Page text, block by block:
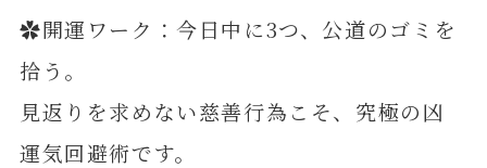
✿開運ワーク：今日中に3つ、公道のゴミを
拾う。
見返りを求めない慈善行為こそ、究極の凶
運気回避術です。